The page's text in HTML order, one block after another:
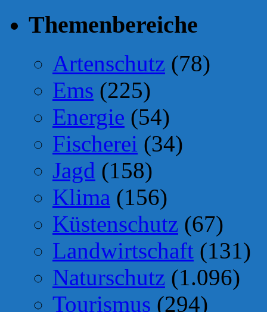
Themenbereiche
Artenschutz (78)
Ems (225)
Energie (54)
Fischerei (34)
Jagd (158)
Klima (156)
Küstenschutz (67)
Landwirtschaft (131)
Naturschutz (1.096)
Tourismus (294)